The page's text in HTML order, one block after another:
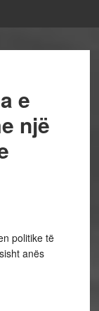
e
një
politike të
anës